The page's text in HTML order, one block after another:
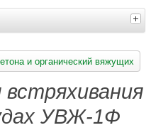
и органический вяжущих
УВЖ-1Ф